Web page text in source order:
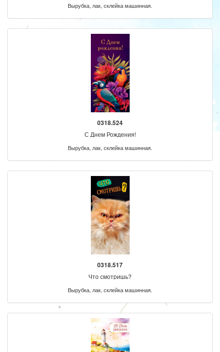
Вырубка, лак, склейка машинная.
0318.524
С Днем Рождения!
Вырубка, лак, склейка машинная.
0318.517
Что смотришь?
Вырубка, лак, склейка машинная.